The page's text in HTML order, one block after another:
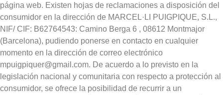
página web. Existen hojas de reclamaciones a disposición del
consumidor en la dirección de MARCEL·LI PUIGPIQUE, S.L.,
NIF/ CIF: B62764543: Camino Berga 6 , 08612 Montmajor
(Barcelona), pudiendo ponerse en contacto en cualquier
momento en la dirección de correo electrónico
mpuigpiquer@gmail.com. De acuerdo a lo previsto en la
legislación nacional y comunitaria con respecto a protección al
consumidor, se ofrece la posibilidad de recurrir a un